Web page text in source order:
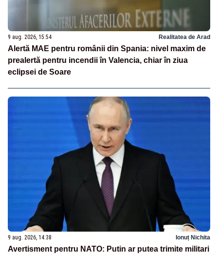
9 aug. 2026, 15:54 Realitatea de Arad
Alertă MAE pentru românii din Spania: nivel maxim de
prealertă pentru incendii în Valencia, chiar în ziua
eclipsei de Soare
9 aug. 2026, 14:38 Ionuț Nichita
Avertisment pentru NATO: Putin ar putea trimite militari